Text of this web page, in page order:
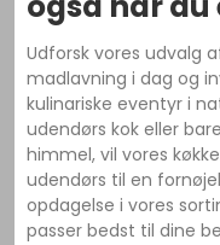
Udforsk vores udvalg
madlavning i dag og
kulinariske eventyr i
udendørs kok eller
himmel, vil vores
udendørs til en
opdagelse i vores
passer bedst til dine